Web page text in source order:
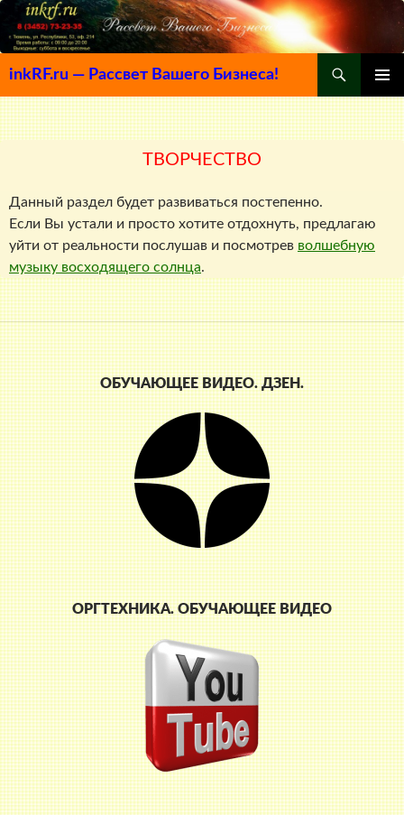
inkRF.ru — Рассвет Вашего Бизнеса!
МЕНЮ
К
СОДЕРЖИМОМУ
ТВОРЧЕСТВО
Данный раздел будет развиваться постепенно.
Если Вы устали и просто хотите отдохнуть, предлагаю
уйти от реальности послушав и посмотрев волшебную
музыку восходящего солнца.
ОБУЧАЮЩЕЕ ВИДЕО. ДЗЕН.
ОРГТЕХНИКА. ОБУЧАЮЩЕЕ ВИДЕО